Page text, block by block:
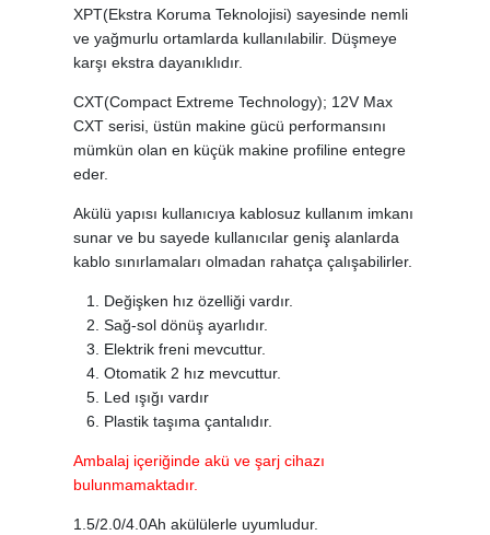
XPT(Ekstra Koruma Teknolojisi) sayesinde nemli
ve yağmurlu ortamlarda kullanılabilir. Düşmeye
karşı ekstra dayanıklıdır.
CXT(Compact Extreme Technology); 12V Max
CXT serisi, üstün makine gücü performansını
mümkün olan en küçük makine profiline entegre
eder.
Akülü yapısı kullanıcıya kablosuz kullanım imkanı
sunar ve bu sayede kullanıcılar geniş alanlarda
kablo sınırlamaları olmadan rahatça çalışabilirler.
Değişken hız özelliği vardır.
Sağ-sol dönüş ayarlıdır.
Elektrik freni mevcuttur.
Otomatik 2 hız mevcuttur.
Led ışığı vardır
Plastik taşıma çantalıdır.
Ambalaj içeriğinde akü ve şarj cihazı
bulunmamaktadır.
1.5/2.0/4.0Ah akülülerle uyumludur.